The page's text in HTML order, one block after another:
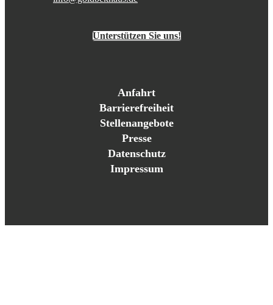
Unterstützen Sie uns!
Anfahrt
Barrierefreiheit
Stellenangebote
Presse
Datenschutz
Impressum